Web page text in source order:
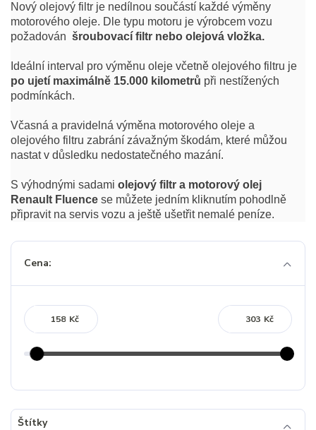
Nový olejový filtr je nedílnou součástí každé výměny
motorového oleje. Dle typu motoru je výrobcem vozu
požadován šroubovací filtr nebo olejová vložka.
Ideální interval pro výměnu oleje včetně olejového filtru je
po ujetí maximálně 15.000 kilometrů při nestížených
podmínkách.
Včasná a pravidelná výměna motorového oleje a
olejového filtru zabrání závažným škodám, které můžou
nastat v důsledku nedostatečného mazání.
S výhodnými sadami olejový filtr a motorový olej
Renault Fluence se můžete jedním kliknutím pohodlně
připravit na servis vozu a ještě ušetřit nemalé peníze.
Cena:
Kč Kč
Štítky